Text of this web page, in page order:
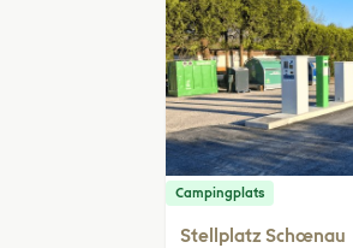
Campingplats
Stellplatz Schœnau